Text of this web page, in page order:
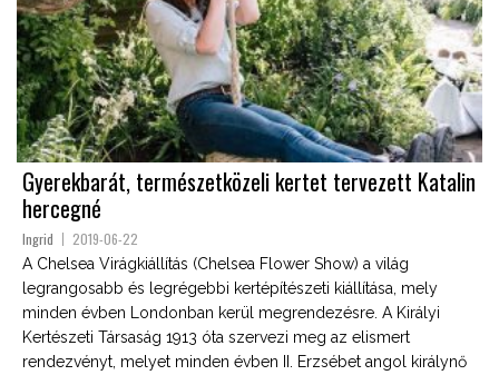
Gyerekbarát, természetközeli kertet tervezett Katalin
hercegné
Ingrid 2019-06-22
A Chelsea Virágkiállítás (Chelsea Flower Show) a világ
legrangosabb és legrégebbi kertépítészeti kiállítása, mely
minden évben Londonban kerül megrendezésre. A Királyi
Kertészeti Társaság 1913 óta szervezi meg az elismert
rendezvényt, melyet minden évben II. Erzsébet angol királynő